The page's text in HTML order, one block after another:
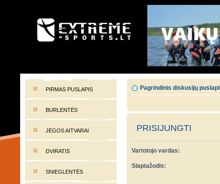
EXTREME-SPORTS.LT
PIRMAS PUSLAPIS
BURLENTĖS
JĖGOS AITVARAI
DVIRATIS
SNIEGLENTĖS
Pagrindinis diskusijų
PRISIJUNGTI
Vartotojo vardas:
Slaptažodis: